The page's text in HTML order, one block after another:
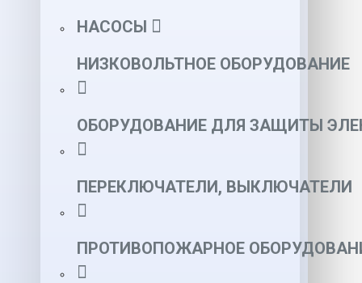
НАСОСЫ
НИЗКОВОЛЬТНОЕ ОБОРУДОВАНИЕ
ОБОРУДОВАНИЕ ДЛЯ ЗАЩИТЫ
ПЕРЕКЛЮЧАТЕЛИ, ВЫКЛЮЧАТЕЛИ
ПРОТИВОПОЖАРНОЕ